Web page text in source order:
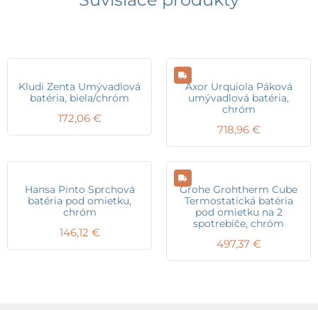
Kludi Zenta Umývadlová
batéria, biela/chróm
172,06 €
Axor Urquiola Páková
umývadlová batéria,
chróm
718,96 €
Hansa Pinto Sprchová
batéria pod omietku,
chróm
146,12 €
Grohe Grohtherm Cube
Termostatická batéria
pod omietku na 2
spotrebiče, chróm
497,37 €